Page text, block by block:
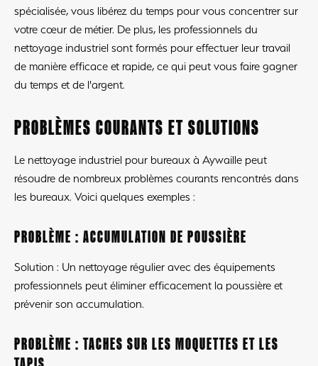
spécialisée, vous libérez du temps pour vous concentrer sur
votre cœur de métier. De plus, les professionnels du
nettoyage industriel sont formés pour effectuer leur travail
de manière efficace et rapide, ce qui peut vous faire gagner
du temps et de l'argent.
PROBLÈMES COURANTS ET SOLUTIONS
Le nettoyage industriel pour bureaux à Aywaille peut
résoudre de nombreux problèmes courants rencontrés dans
les bureaux. Voici quelques exemples :
PROBLÈME : ACCUMULATION DE POUSSIÈRE
Solution : Un nettoyage régulier avec des équipements
professionnels peut éliminer efficacement la poussière et
prévenir son accumulation.
PROBLÈME : TACHES SUR LES MOQUETTES ET LES